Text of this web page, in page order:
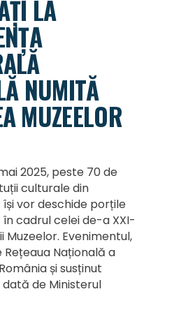
LA
NUMITĂ
MUZEELOR
2025, peste 70 de
culturale din
vor deschide porțile
cadrul celei de-a XXI-
Muzeelor. Evenimentul,
Națională a
și susținut
de Ministerul